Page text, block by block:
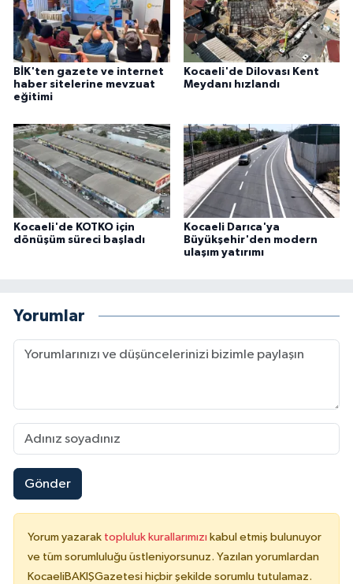
BİK'ten gazete ve internet
haber sitelerine mevzuat
eğitimi
Kocaeli'de Dilovası Kent
Meydanı hızlandı
Kocaeli'de KOTKO için
dönüşüm süreci başladı
Kocaeli Darıca'ya
Büyükşehir'den modern
ulaşım yatırımı
Yorumlar
Gönder
Yorum yazarak topluluk kurallarımızı kabul etmiş bulunuyor
ve tüm sorumluluğu üstleniyorsunuz. Yazılan yorumlardan
KocaeliBAKIŞGazetesi hiçbir şekilde sorumlu tutulamaz.